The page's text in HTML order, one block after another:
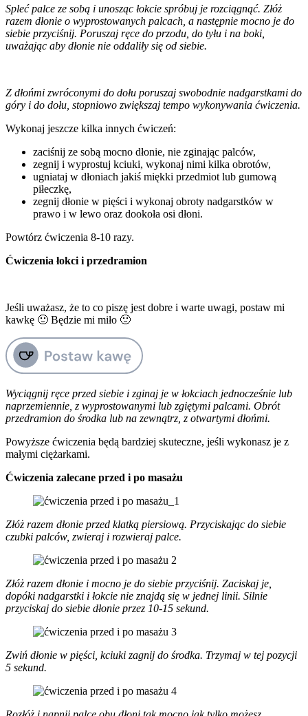
Spleć palce ze sobą i unosząc łokcie spróbuj je rozciągnąć. Złóż
razem dłonie o wyprostowanych palcach, a następnie mocno je do
siebie przyciśnij. Poruszaj ręce do przodu, do tyłu i na boki,
uważając aby dłonie nie oddaliły się od siebie.
Z dłońmi zwróconymi do dołu poruszaj swobodnie nadgarstkami do
góry i do dołu, stopniowo zwiększaj tempo wykonywania ćwiczenia.
Wykonaj jeszcze kilka innych ćwiczeń:
zaciśnij ze sobą mocno dłonie, nie zginając palców,
zegnij i wyprostuj kciuki, wykonaj nimi kilka obrotów,
ugniataj w dłoniach jakiś miękki przedmiot lub gumową
piłeczkę,
zegnij dłonie w pięści i wykonaj obroty nadgarstków w
prawo i w lewo oraz dookoła osi dłoni.
Powtórz ćwiczenia 8-10 razy.
Ćwiczenia łokci i przedramion
Jeśli uważasz, że to co piszę jest dobre i warte uwagi, postaw mi
kawkę 🙂 Będzie mi miło 🙂
Wyciągnij ręce przed siebie i zginaj je w łokciach jednocześnie lub
naprzemiennie, z wyprostowanymi lub zgiętymi palcami. Obrót
przedramion do środka lub na zewnątrz, z otwartymi dłońmi.
Powyższe ćwiczenia będą bardziej skuteczne, jeśli wykonasz je z
małymi ciężarkami.
Ćwiczenia zalecane przed i po masażu
Złóż razem dłonie przed klatką piersiową. Przyciskając do siebie
czubki palców, zwieraj i rozwieraj palce.
Złóż razem dłonie i mocno je do siebie przyciśnij. Zaciskaj je,
dopóki nadgarstki i łokcie nie znajdą się w jednej linii. Silnie
przyciskaj do siebie dłonie przez 10-15 sekund.
Zwiń dłonie w pięści, kciuki zagnij do środka. Trzymaj w tej pozycji
5 sekund.